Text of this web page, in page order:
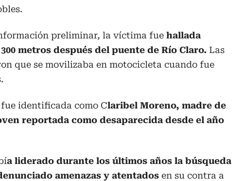
preliminar, la víctima fue hallada
metros después del puente de Río Claro. Las
que se movilizaba en motocicleta cuando fue
identificada como Claribel Moreno, madre de
reportada como desaparecida desde el año
a liderado durante los últimos años la búsqueda
amenazas y atentados en su contra a